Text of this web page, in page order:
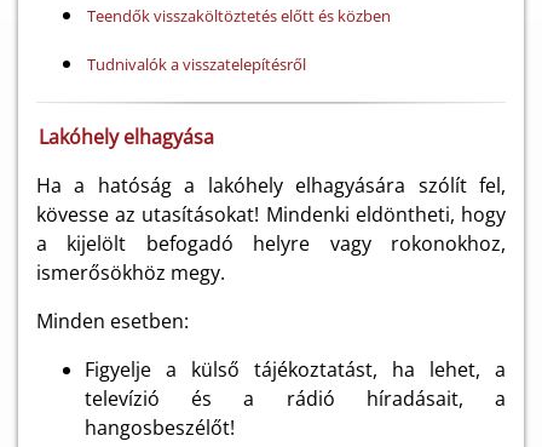
Teendők visszaköltöztetés előtt és közben
Tudnivalók a visszatelepítésről
Lakóhely elhagyása
Ha a hatóság a lakóhely elhagyására szólít fel,
kövesse az utasításokat! Mindenki eldöntheti, hogy
a kijelölt befogadó helyre vagy rokonokhoz,
ismerősökhöz megy.
Minden esetben:
Figyelje a külső tájékoztatást, ha lehet, a
televízió és a rádió híradásait, a
hangosbeszélőt!